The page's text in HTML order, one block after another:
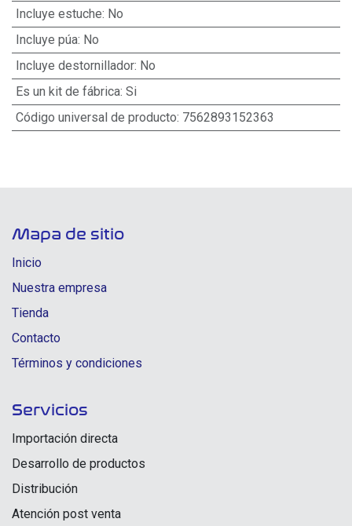
Incluye estuche: No
Incluye púa: No
Incluye destornillador: No
Es un kit de fábrica: Si
Código universal de producto: 7562893152363
Mapa de sitio
Inicio
Nuestra empresa
Tienda
Contacto
Términos y condiciones
Servicios
Importación directa
Desarrollo de productos
Distribución
Atención post venta